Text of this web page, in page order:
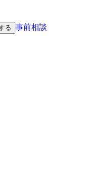
事前相談